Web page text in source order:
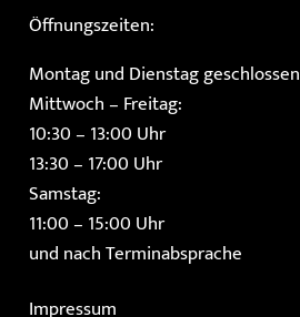
Öffnungszeiten:
Montag und Dienstag geschlossen
Mittwoch – Freitag:
10:30 – 13:00 Uhr
13:30 – 17:00 Uhr
Samstag:
11:00 – 15:00 Uhr
und nach Terminabsprache
Impressum